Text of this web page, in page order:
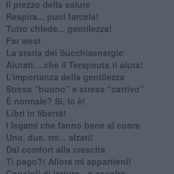
​Il prezzo della salute
​Respira... puoi farcela!
​Tutto chiede... gentilezza!
​Far west
​La storia dei Succhiaenergie
​Aiutati….che il Terapeuta ti aiuta!
​L’importanza della gentilezza
​Stress “buono” e stress “cattivo”
​È normale? Sì, lo è!
​Libri in libertà!
​I legami che fanno bene al cuore
Uno, due, tre... alzati!​
​Dal comfort alla crescita
​Ti pago?! Allora mi appartieni!​